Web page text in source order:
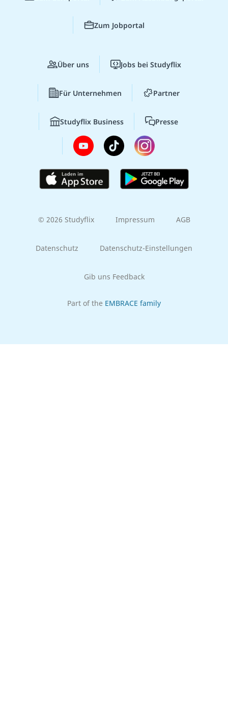
Zum Jobportal
Über uns Jobs bei Studyflix
Für Unternehmen Partner
Studyflix Business Presse
© 2026 Studyflix Impressum AGB
Datenschutz Datenschutz-Einstellungen
Gib uns Feedback
Part of the EMBRACE family